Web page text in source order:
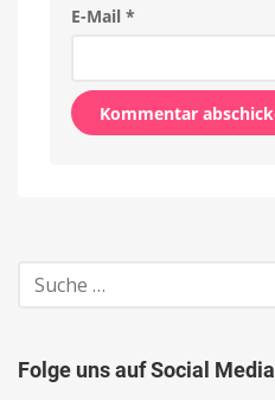
E-Mail *
Suche
nach:
Folge uns auf Social Media